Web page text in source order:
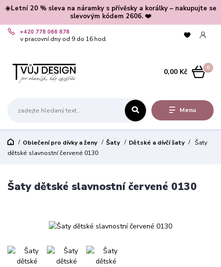
☀️Letní 20 % sleva na náramky s přívěsky a korálky – nakupujte se
slevovým kódem 2606. ❤️
Menu
+420 778 066 878
v pracovní dny od 9 do 16 hod.
0
0,00 Kč
Oblečení pro dívky a ženy Šaty Dětské a dívčí šaty
Šaty
dětské slavnostní červené 0130
Šaty dětské slavnostní červené 0130